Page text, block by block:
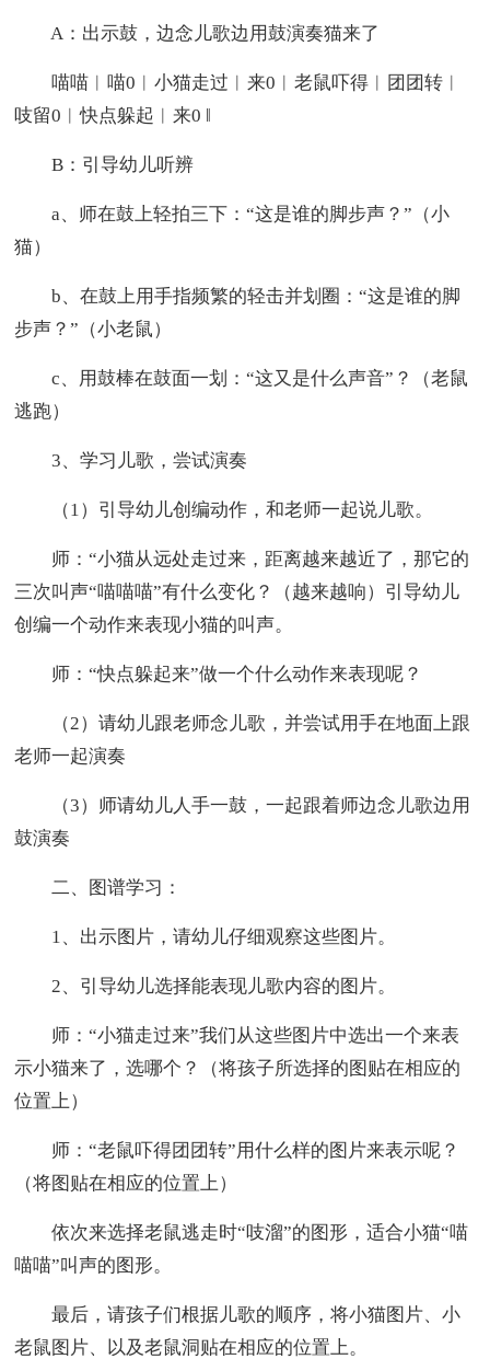
A：出示鼓，边念儿歌边用鼓演奏猫来了
喵喵︱喵0︱小猫走过︱来0︱老鼠吓得︱团团转︱
吱留0︱快点躲起︱来0 ‖
B：引导幼儿听辨
a、师在鼓上轻拍三下：“这是谁的脚步声？”（小
猫）
b、在鼓上用手指频繁的轻击并划圈：“这是谁的脚
步声？”（小老鼠）
c、用鼓棒在鼓面一划：“这又是什么声音”？（老鼠
逃跑）
3、学习儿歌，尝试演奏
（1）引导幼儿创编动作，和老师一起说儿歌。
师：“小猫从远处走过来，距离越来越近了，那它的
三次叫声“喵喵喵”有什么变化？（越来越响）引导幼儿
创编一个动作来表现小猫的叫声。
师：“快点躲起来”做一个什么动作来表现呢？
（2）请幼儿跟老师念儿歌，并尝试用手在地面上跟
老师一起演奏
（3）师请幼儿人手一鼓，一起跟着师边念儿歌边用
鼓演奏
二、图谱学习：
1、出示图片，请幼儿仔细观察这些图片。
2、引导幼儿选择能表现儿歌内容的图片。
师：“小猫走过来”我们从这些图片中选出一个来表
示小猫来了，选哪个？（将孩子所选择的图贴在相应的
位置上）
师：“老鼠吓得团团转”用什么样的图片来表示呢？
（将图贴在相应的位置上）
依次来选择老鼠逃走时“吱溜”的图形，适合小猫“喵
喵喵”叫声的图形。
最后，请孩子们根据儿歌的顺序，将小猫图片、小
老鼠图片、以及老鼠洞贴在相应的位置上。